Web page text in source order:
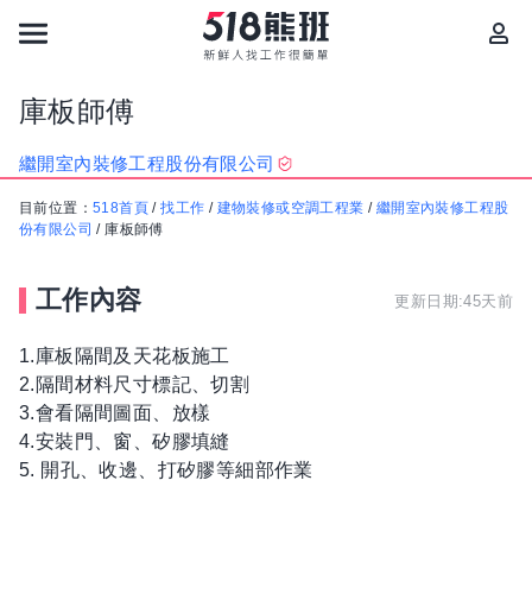
庫板師傅
繼開室內裝修工程股份有限公司
目前位置： 518首頁 /找工作 / 建物裝修或空調工程業 / 繼開室內裝修工程股
份有限公司 / 庫板師傅
工作內容 更新日期:45天前
1.庫板隔間及天花板施工
2.隔間材料尺寸標記、切割
3.會看隔間圖面、放樣
4.安裝門、窗、矽膠填縫
5. 開孔、收邊、打矽膠等細部作業